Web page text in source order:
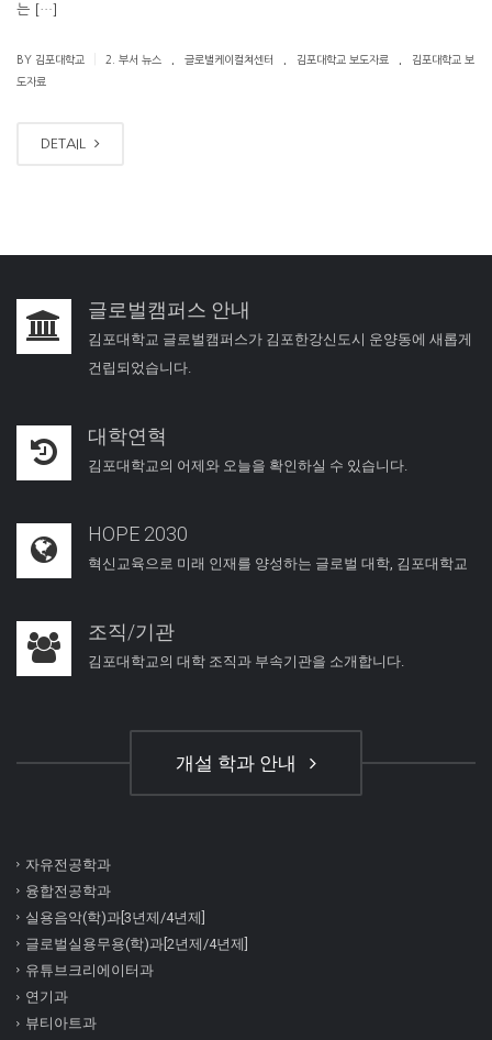
는 […]
BY 김포대학교 2. 부서 뉴스 글로벌케이컬쳐센터 김포대학교 보도자료
김포대학교 보
도자료
DETAIL
글로벌캠퍼스 안내
김포대학교 글로벌캠퍼스가 김포한강신도시 운양동에 새롭게
건립되었습니다.
대학연혁
김포대학교의 어제와 오늘을 확인하실 수 있습니다.
HOPE 2030
혁신교육으로 미래 인재를 양성하는 글로벌 대학, 김포대학교
조직/기관
김포대학교의 대학 조직과 부속기관을 소개합니다.
개설 학과 안내
자유전공학과
융합전공학과
실용음악(학)과[3년제/4년제]
글로벌실용무용(학)과[2년제/4년제]
유튜브크리에이터과
연기과
뷰티아트과